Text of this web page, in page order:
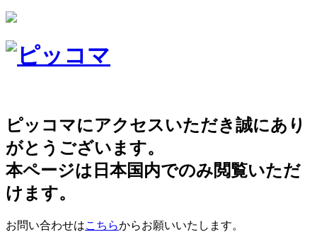
ピッコマにアクセスいただき誠にあり
がとうございます。
本ページは日本国内でのみ閲覧いただ
けます。
お問い合わせはこちらからお願いいたします。